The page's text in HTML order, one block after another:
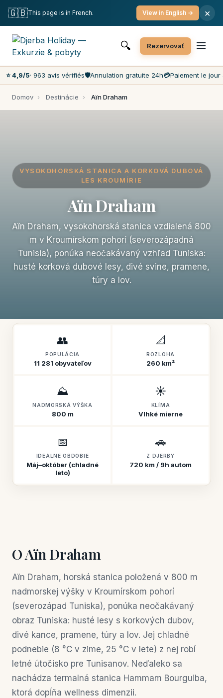
Bezplatné zrušenie
Najnižšie ceny na trhu
Zákaznícky servis 7 dní v týždni
🔍 Rezervovať
⭐ 4,9/5· 963 avis vérifiés🛡️Annulation gratuite 24h💳Paiement le jour
Domov › Destinácie › Aïn Draham
VYSOKOHORSKÁ STANICA A KORKOVÁ DUBOVÁ
LES KROUMÍRIE
Aïn Draham
Aïn Draham, vysokohorská stanica vzdialená 800
m v Kroumírskom pohorí (severozápadná
Tunisia), ponúka neočakávaný vzhľad Tuniska:
husté korková dubové lesy, divé svine, pramene,
túry a lov.
👥
POPULÁCIA
11 281 obyvateľov
📐
ROZLOHA
260 km²
⛰️
NADMORSKÁ VÝŠKA
800 m
☀️
KLÍMA
Vlhké mierne
📅
IDEÁLNE OBDOBIE
Máj–október (chladné
leto)
🚗
Z DJERBY
720 km / 9h autom
O Aïn Draham
Aïn Draham, horská stanica položená v 800 m
nadmorskej výšky v Kroumírskom pohorí
(severozápad Tuniska), ponúka neočakávaný
obraz Tuniska: husté lesy s korkových dubov,
divé kance, pramene, túry a lov. Jej chladné
podnebie (8 °C v zime, 25 °C v lete) z nej robí
letné útočisko pre Tunisanov. Neďaleko sa
nachádza termalná stanica Hammam Bourguiba,
ktorá dopĺňa wellness dimenzii.
🇬🇧This page is in French. View in English → ×